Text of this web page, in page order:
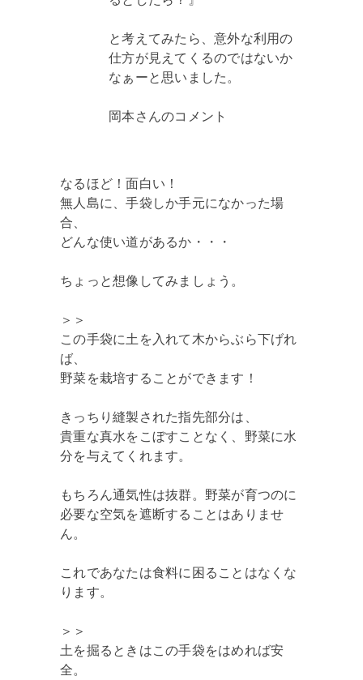
と考えてみたら、意外な利用の
仕方が見えてくるのではないか
なぁーと思いました。
岡本さんのコメント
なるほど！面白い！
無人島に、手袋しか手元になかった場
合、
どんな使い道があるか・・・
ちょっと想像してみましょう。
＞＞
この手袋に土を入れて木からぶら下げれ
ば、
野菜を栽培することができます！
きっちり縫製された指先部分は、
貴重な真水をこぼすことなく、野菜に水
分を与えてくれます。
もちろん通気性は抜群。野菜が育つのに
必要な空気を遮断することはありませ
ん。
これであなたは食料に困ることはなくな
ります。
＞＞
土を掘るときはこの手袋をはめれば安
全。